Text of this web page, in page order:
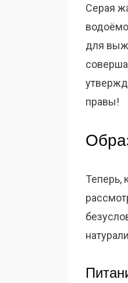
Серая
для
правы!
Теперь,